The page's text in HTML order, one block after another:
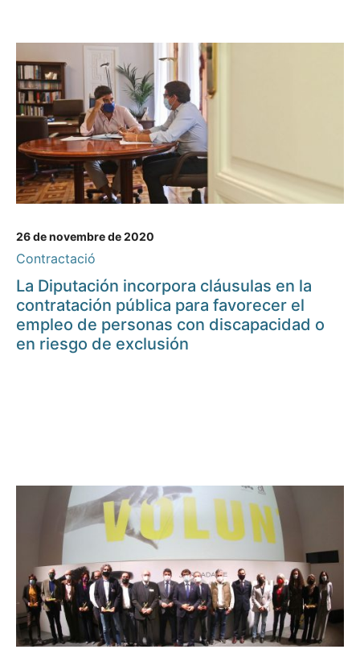
26 de novembre de 2020
Contractació
La Diputación incorpora cláusulas en la
contratación pública para favorecer el
empleo de personas con discapacidad o
en riesgo de exclusión